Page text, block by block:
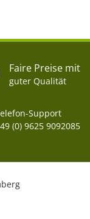
Faire Preise mit
guter Qualität
Support
(0) 9625 9092085